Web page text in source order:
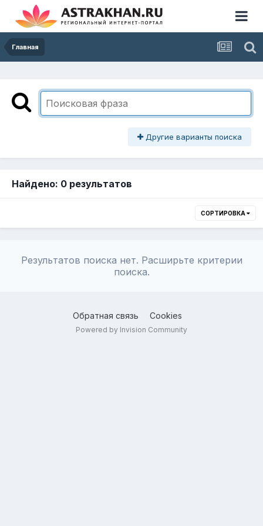
Главная
Другие варианты поиска
Найдено: 0 результатов
СОРТИРОВКА
Результатов поиска нет. Расширьте критерии
поиска.
Обратная связь Cookies
Powered by Invision Community